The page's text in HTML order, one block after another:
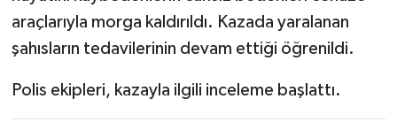
araçlarıyla morga kaldırıldı. Kazada yaralanan
şahısların tedavilerinin devam ettiği öğrenildi.
Polis ekipleri, kazayla ilgili inceleme başlattı.